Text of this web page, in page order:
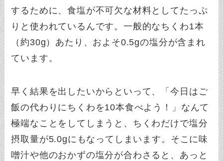
するために、食塩が不可欠な材料としてたっぷ
りと使われているんです。一般的なちくわ1本
（約30g）あたり、およそ0.5gの塩分が含まれ
ています。
早く結果を出したいからといって、「今日はご
飯の代わりにちくわを10本食べよう！」なんて
極端なことをしてしまうと、ちくわだけで塩分
摂取量が5.0gにもなってしまいます。そこに味
噌汁や他のおかずの塩分が合わさると、あっと